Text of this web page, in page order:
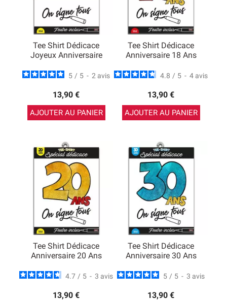
Tee Shirt Dédicace
Joyeux Anniversaire
5 / 5 - 2 avis
13,90 €
AJOUTER AU PANIER
Tee Shirt Dédicace
Anniversaire 18 Ans
4.8 / 5 - 4 avis
13,90 €
AJOUTER AU PANIER
Tee Shirt Dédicace
Anniversaire 20 Ans
4.7 / 5 - 3 avis
13,90 €
Tee Shirt Dédicace
Anniversaire 30 Ans
5 / 5 - 3 avis
13,90 €